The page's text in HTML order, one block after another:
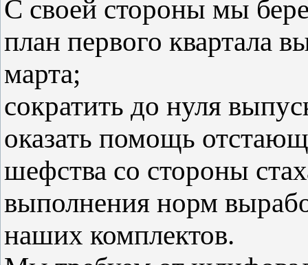
С своей стороны мы
план первого квартала
марта;
сократить до нуля
оказать помощь
шефства со стороны
выполнения норм
наших комплектов.